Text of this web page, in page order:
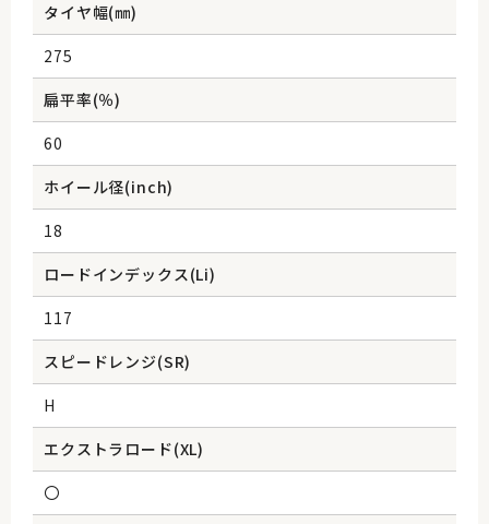
タイヤ幅(㎜)
275
扁平率(％)
60
ホイール径(inch)
18
ロードインデックス(Li)
117
スピードレンジ(SR)
H
エクストラロード(XL)
〇